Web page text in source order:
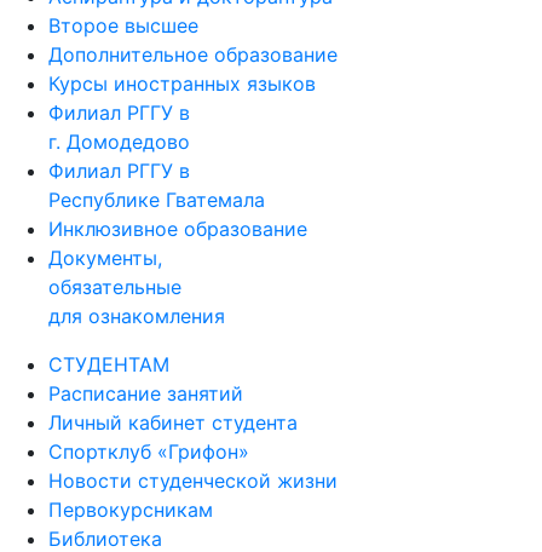
Второе высшее
Дополнительное образование
Курсы иностранных языков
Филиал РГГУ в
г. Домодедово
Филиал РГГУ в
Республике Гватемала
Инклюзивное образование
Документы,
обязательные
для ознакомления
СТУДЕНТАМ
Расписание занятий
Личный кабинет студента
Спортклуб «Грифон»
Новости студенческой жизни
Первокурсникам
Библиотека